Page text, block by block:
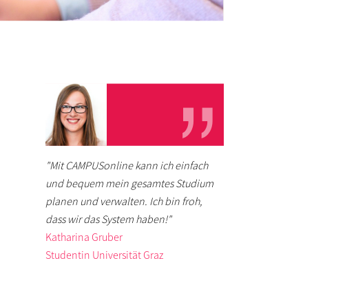
"Mit CAMPUSonline kann ich einfach
und bequem mein gesamtes Studium
planen und verwalten. Ich bin froh,
dass wir das System haben!"
Katharina Gruber
Studentin Universität Graz